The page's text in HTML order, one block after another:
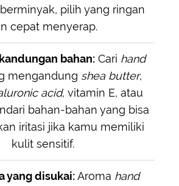
pilih yang ringan
cepat menyerap.
bahan: Cari hand
mengandung shea butter,
acid, vitamin E, atau
bahan-bahan yang bisa
iritasi jika kamu memiliki
kulit sensitif.
yang disukai:Aroma hand